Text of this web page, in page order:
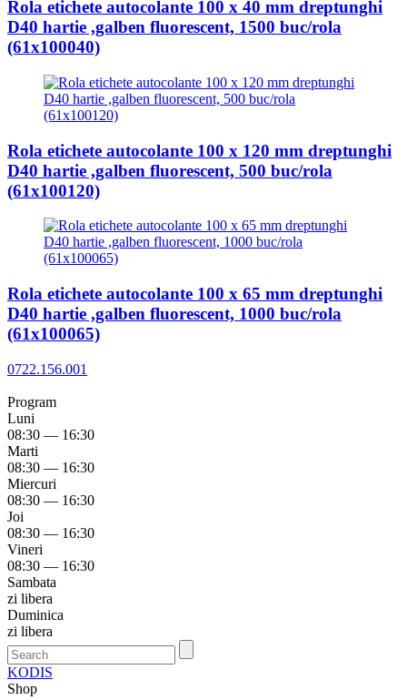
Rola etichete autocolante 100 x 40 mm dreptunghi
D40 hartie ,galben fluorescent, 1500 buc/rola
(61x100040)
Rola etichete autocolante 100 x 120 mm dreptunghi
D40 hartie ,galben fluorescent, 500 buc/rola
(61x100120)
Rola etichete autocolante 100 x 65 mm dreptunghi
D40 hartie ,galben fluorescent, 1000 buc/rola
(61x100065)
0722.156.001
Program
Luni
08:30 — 16:30
Marti
08:30 — 16:30
Miercuri
08:30 — 16:30
Joi
08:30 — 16:30
Vineri
08:30 — 16:30
Sambata
zi libera
Duminica
zi libera
KODIS
Shop